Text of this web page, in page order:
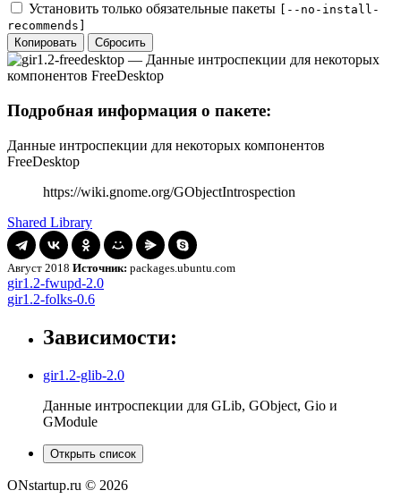
Установить только обязательные пакеты
[--no-install-
recommends]
Копировать
Сбросить
Подробная информация о пакете:
Данные интроспекции для некоторых компонентов
FreeDesktop
https://wiki.gnome.org/GObjectIntrospection
Shared Library
Август 2018 Источник: packages.ubuntu.com
Навигация
по
записям
gir1.2-
fwupd-
gir1.2-fwupd-2.0
gir1.2-
gir1.2-folks-0.6
Зависимости:
gir1.2-glib-2.0
Данные интроспекции для GLib, GObject, Gio и
GModule
Открыть список
ONstartup.ru © 2026